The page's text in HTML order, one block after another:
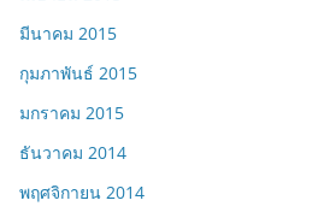
มีนาคม 2015
กุมภาพันธ์ 2015
มกราคม 2015
ธันวาคม 2014
พฤศจิกายน 2014